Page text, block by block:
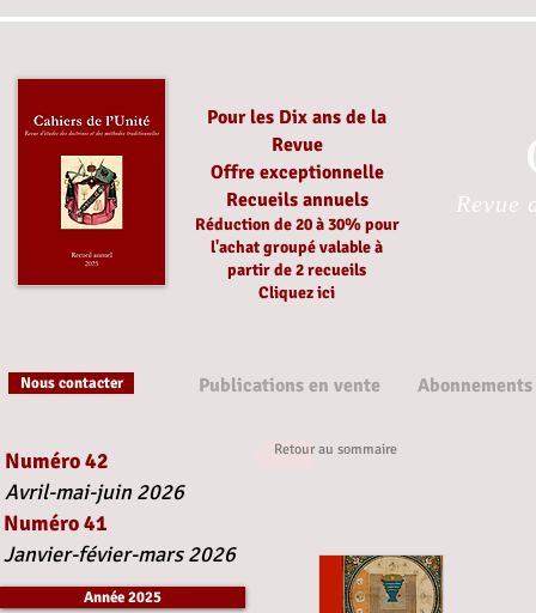
Pour les Dix ans de la
Revue
Offre exceptionnelle
Recueils annuels
Réduction de 20 à 30%pour
l'achat groupévalable à
partirde 2 recueils
Cliquez ici
Revue
Nous contacter Publications en vente Abonnements
Retour au sommaire
Numéro 42
Avril-mai-juin 2026
Numéro 41
Janvier-févier-mars 2026
Année 2025